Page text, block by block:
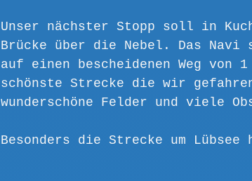
Unser nächster Stopp soll in
Brücke über die Nebel. Das
auf einen bescheidenen Weg
schönste Strecke die wir
wunderschöne Felder und viele
Besonders die Strecke um